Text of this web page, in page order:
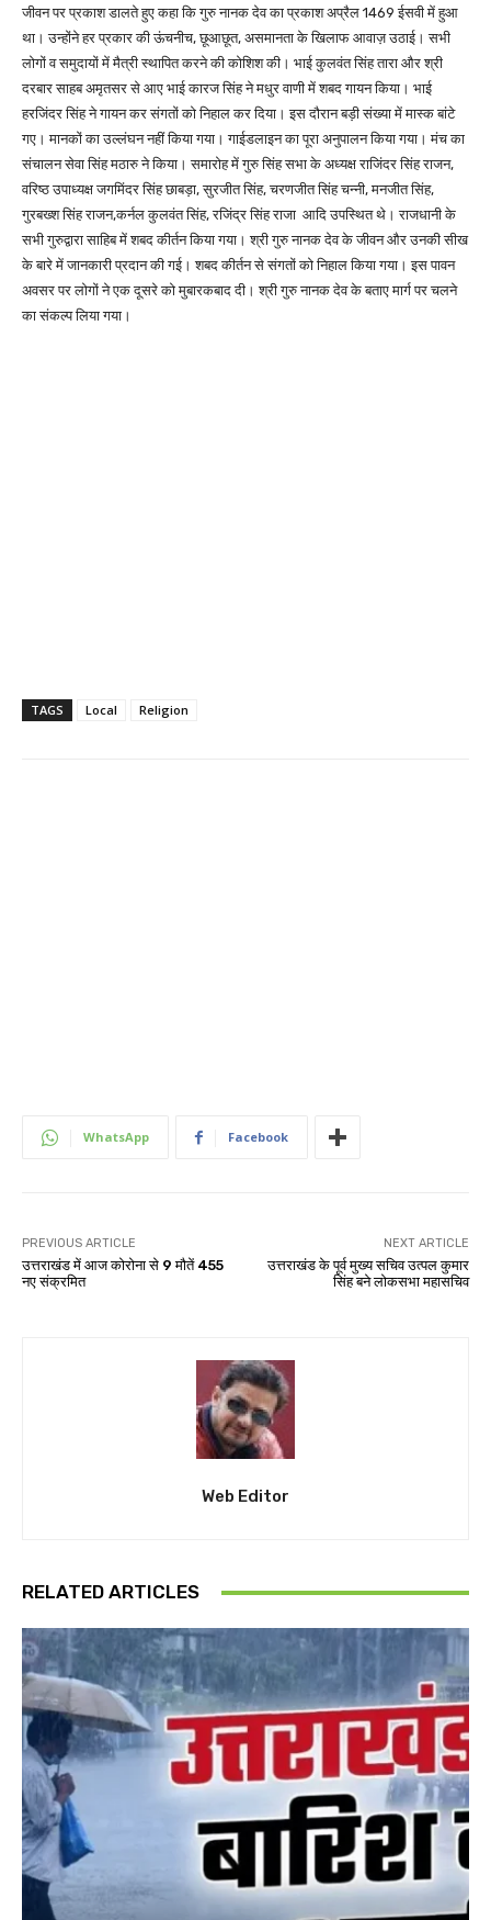
जीवन पर प्रकाश डालते हुए कहा कि गुरु नानक देव का प्रकाश अप्रैल 1469 ईसवी में हुआ
था। उन्होंने हर प्रकार की ऊंचनीच, छूआछूत, असमानता के खिलाफ आवाज़ उठाई। सभी
लोगों व समुदायों में मैत्री स्थापित करने की कोशिश की। भाई कुलवंत सिंह तारा और श्री
दरबार साहब अमृतसर से आए भाई कारज सिंह ने मधुर वाणी में शबद गायन किया। भाई
हरजिंदर सिंह ने गायन कर संगतों को निहाल कर दिया। इस दौरान बड़ी संख्या में मास्क बांटे
गए। मानकों का उल्लंघन नहीं किया गया। गाईडलाइन का पूरा अनुपालन किया गया। मंच का
संचालन सेवा सिंह मठारु ने किया। समारोह में गुरु सिंह सभा के अध्यक्ष राजिंदर सिंह राजन,
वरिष्ठ उपाध्यक्ष जगमिंदर सिंह छाबड़ा, सुरजीत सिंह, चरणजीत सिंह चन्नी, मनजीत सिंह,
गुरबख्श सिंह राजन,कर्नल कुलवंत सिंह, रजिंद्र सिंह राजा आदि उपस्थित थे। राजधानी के
सभी गुरुद्वारा साहिब में शबद कीर्तन किया गया। श्री गुरु नानक देव के जीवन और उनकी सीख
के बारे में जानकारी प्रदान की गई। शबद कीर्तन से संगतों को निहाल किया गया। इस पावन
अवसर पर लोगों ने एक दूसरे को मुबारकबाद दी। श्री गुरु नानक देव के बताए मार्ग पर चलने
का संकल्प लिया गया।
TAGS Local Religion
WhatsApp Facebook
PREVIOUS ARTICLE
उत्तराखंड में आज कोरोना से 9 मौतें 455
नए संक्रमित
NEXT ARTICLE
उत्तराखंड के पूर्व मुख्य सचिव उत्पल कुमार
सिंह बने लोकसभा महासचिव
Web Editor
RELATED ARTICLES